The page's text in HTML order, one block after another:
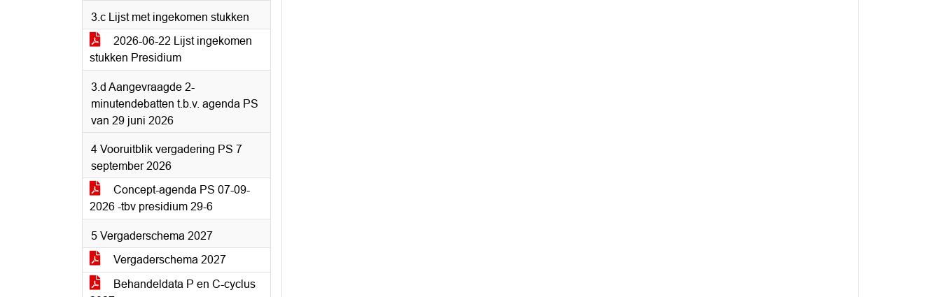
3.c Lijst met ingekomen stukken
2026-06-22 Lijst ingekomen
stukken Presidium
3.d Aangevraagde 2-
minutendebatten t.b.v. agenda PS
van 29 juni 2026
4 Vooruitblik vergadering PS 7
september 2026
Concept-agenda PS 07-09-
2026 -tbv presidium 29-6
5 Vergaderschema 2027
Vergaderschema 2027
Behandeldata P en C-cyclus